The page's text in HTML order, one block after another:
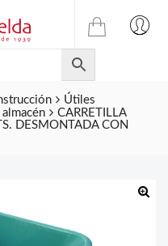
TIENDA
ONLINE
DE
JULIAN
CELDA
S.L.
Útiles
CARRETILLA
DESMONTADA CON